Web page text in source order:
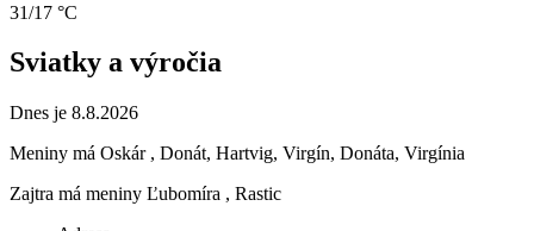
31/17 °C
Sviatky a výročia
Dnes je 8.8.2026
Meniny má Oskár , Donát, Hartvig, Virgín, Donáta, Virgínia
Zajtra má meniny Ľubomíra , Rastic